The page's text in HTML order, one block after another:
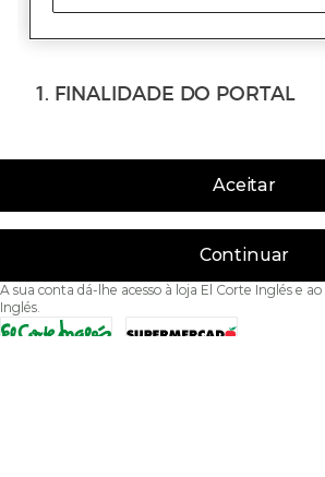
Aceitar
Continuar
A sua conta dá-lhe acesso à loja El Corte Inglés e
Inglés.